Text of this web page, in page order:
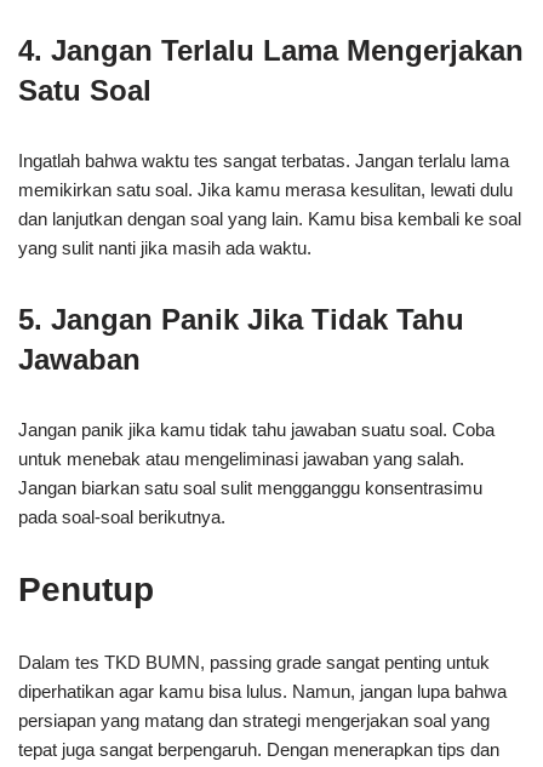
4. Jangan Terlalu Lama Mengerjakan
Satu Soal
Ingatlah bahwa waktu tes sangat terbatas. Jangan terlalu lama
memikirkan satu soal. Jika kamu merasa kesulitan, lewati dulu
dan lanjutkan dengan soal yang lain. Kamu bisa kembali ke soal
yang sulit nanti jika masih ada waktu.
5. Jangan Panik Jika Tidak Tahu
Jawaban
Jangan panik jika kamu tidak tahu jawaban suatu soal. Coba
untuk menebak atau mengeliminasi jawaban yang salah.
Jangan biarkan satu soal sulit mengganggu konsentrasimu
pada soal-soal berikutnya.
Penutup
Dalam tes TKD BUMN, passing grade sangat penting untuk
diperhatikan agar kamu bisa lulus. Namun, jangan lupa bahwa
persiapan yang matang dan strategi mengerjakan soal yang
tepat juga sangat berpengaruh. Dengan menerapkan tips dan